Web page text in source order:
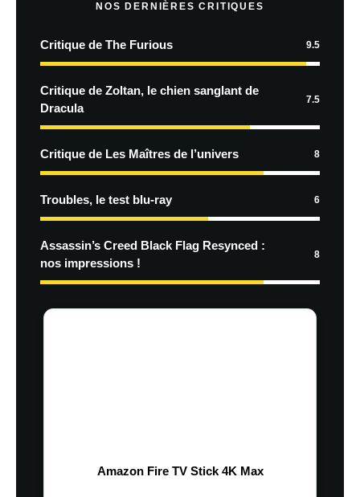
NOS DERNIÈRES CRITIQUES
Critique de The Furious 9.5
Critique de Zoltan, le chien sanglant de
Dracula
7.5
Critique de Les Maîtres de l’univers 8
Troubles, le test blu-ray 6
Assassin’s Creed Black Flag Resynced :
nos impressions !
8
Amazon Fire TV Stick 4K Max